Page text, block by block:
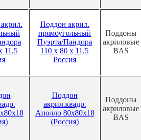
Поддон акрил.
прямоугольный
Пуэрта/Пандора
110 х 80 х 11,5
Россия
Поддоны
акриловые
BAS
Поддон
акрил.квадр.
Аполло 80х80х18
(Россия)
Поддоны
акриловые
BAS